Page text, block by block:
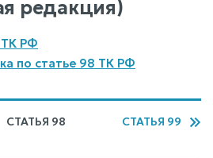
редакция)
РФ
по статье 98 ТК РФ
СТАТЬЯ 98 СТАТЬЯ 99